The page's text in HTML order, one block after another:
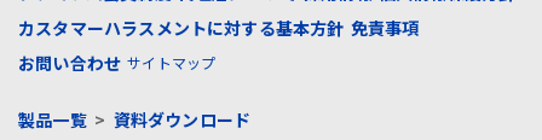
カスタマーハラスメントに対する基本方針 免責事項
お問い合わせ サイトマップ
製品一覧> 資料ダウンロード